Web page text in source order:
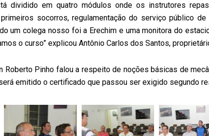
dividido em quatro módulos onde os instrutores
socorros, regulamentação do serviço público
um colega nosso foi a Erechim e uma monitora do
o curso” explicou Antônio Carlos dos Santos,
Roberto Pinho falou a respeito de noções básicas de
emitido o certificado que passou ser exigido segundo